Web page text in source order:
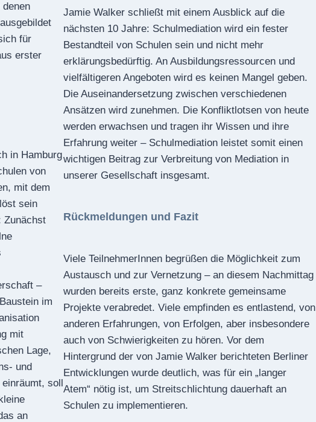
für
erster
in Hamburg
von
mit dem
sein
Zunächst
–
im
mit
Lage,
und
soll
an
Jamie Walker schließt mit einem Ausblick auf die
nächsten 10 Jahre: Schulmediation wird ein fester
Bestandteil von Schulen sein und nicht mehr
erklärungsbedürftig. An Ausbildungsressourcen und
viel­fältigeren Angeboten wird es keinen Mangel geben.
Die Auseinandersetzung zwischen verschiedenen
Ansätzen wird zunehmen. Die Konfliktlotsen von heute
werden erwachsen und tragen ihr Wissen und ihre
Erfahrung weiter – Schulmediation leistet somit einen
wichtigen Beitrag zur Verbreitung von Media­tion in
unserer Gesellschaft insgesamt.
Rückmeldungen und Fazit
Viele TeilnehmerInnen begrüßen die Möglichkeit zum
Austausch und zur Vernetzung – an diesem Nachmittag
wurden bereits erste, ganz konkrete gemeinsame
Projekte verabredet. Viele empfinden es entlastend, von
anderen Erfahrungen, von Erfolgen, aber insbesondere
auch von Schwierigkeiten zu hören. Vor dem
Hintergrund der von Jamie Walker berichteten Berliner
Entwicklungen wurde deutlich, was für ein „langer
Atem“ nötig ist, um Streitschlichtung dauerhaft an
Schulen zu implementieren.